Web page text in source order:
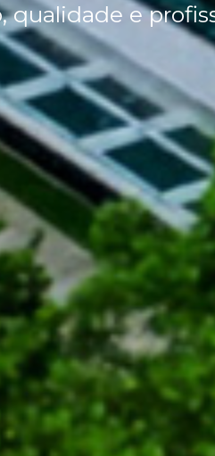
qualidade e